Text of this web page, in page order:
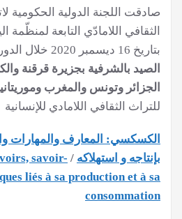
صادقت اللجنة الدولية الحكومية
الثقافي اللامادّي التابعة لمنظّمة
بتاريخ 16 ديسمبر 2020 خلال الدورة 15 على تسجيل
الصيد بالشرفية بجزيرة قرقنة
الجزائر وتونس والمغرب
للتراث الثقافي اللامادي
الكسكسي: المعارف والمهارات
بإنتاجه و استهلاكه /
savoir-
liés à sa production et à sa
consommation